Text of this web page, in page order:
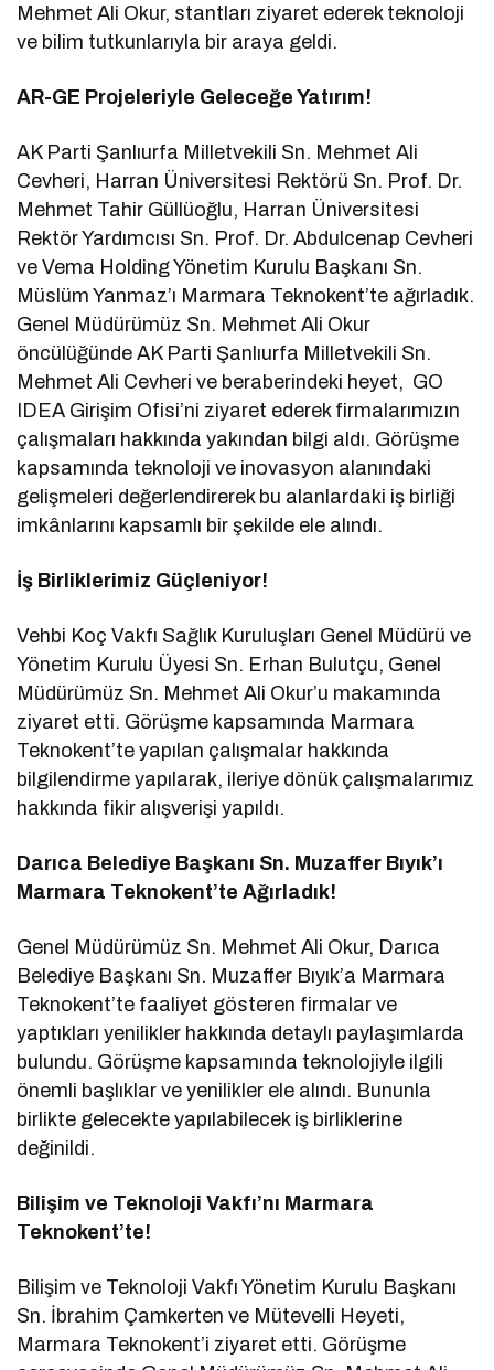
Mehmet Ali Okur, stantları ziyaret ederek teknoloji
ve bilim tutkunlarıyla bir araya geldi.
AR-GE Projeleriyle Geleceğe Yatırım!
AK Parti Şanlıurfa Milletvekili Sn. Mehmet Ali
Cevheri, Harran Üniversitesi Rektörü Sn. Prof. Dr.
Mehmet Tahir Güllüoğlu, Harran Üniversitesi
Rektör Yardımcısı Sn. Prof. Dr. Abdulcenap Cevheri
ve Vema Holding Yönetim Kurulu Başkanı Sn.
Müslüm Yanmaz’ı Marmara Teknokent’te ağırladık.
Genel Müdürümüz Sn. Mehmet Ali Okur
öncülüğünde AK Parti Şanlıurfa Milletvekili Sn.
Mehmet Ali Cevheri ve beraberindeki heyet, GO
IDEA Girişim Ofisi’ni ziyaret ederek firmalarımızın
çalışmaları hakkında yakından bilgi aldı. Görüşme
kapsamında teknoloji ve inovasyon alanındaki
gelişmeleri değerlendirerek bu alanlardaki iş birliği
imkânlarını kapsamlı bir şekilde ele alındı.
İş Birliklerimiz Güçleniyor!
Vehbi Koç Vakfı Sağlık Kuruluşları Genel Müdürü ve
Yönetim Kurulu Üyesi Sn. Erhan Bulutçu, Genel
Müdürümüz Sn. Mehmet Ali Okur’u makamında
ziyaret etti. Görüşme kapsamında Marmara
Teknokent’te yapılan çalışmalar hakkında
bilgilendirme yapılarak, ileriye dönük çalışmalarımız
hakkında fikir alışverişi yapıldı.
Darıca Belediye Başkanı Sn. Muzaffer Bıyık’ı
Marmara Teknokent’te Ağırladık!
Genel Müdürümüz Sn. Mehmet Ali Okur, Darıca
Belediye Başkanı Sn. Muzaffer Bıyık’a Marmara
Teknokent’te faaliyet gösteren firmalar ve
yaptıkları yenilikler hakkında detaylı paylaşımlarda
bulundu. Görüşme kapsamında teknolojiyle ilgili
önemli başlıklar ve yenilikler ele alındı. Bununla
birlikte gelecekte yapılabilecek iş birliklerine
değinildi.
Bilişim ve Teknoloji Vakfı’nı Marmara
Teknokent’te!
Bilişim ve Teknoloji Vakfı Yönetim Kurulu Başkanı
Sn. İbrahim Çamkerten ve Mütevelli Heyeti,
Marmara Teknokent’i ziyaret etti. Görüşme